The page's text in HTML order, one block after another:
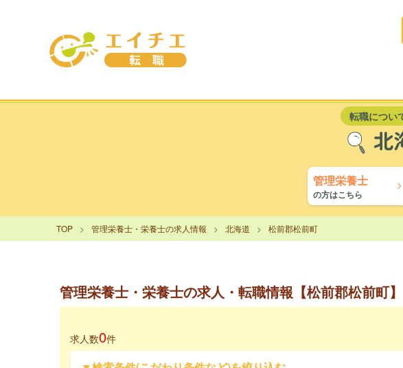
転職につい
北
管理栄養士
の方はこちら
TOP 管理栄養士・栄養士の求人情報 北海道 松前郡松前町
管理栄養士・栄養士の求人・転職情報【松前郡松前町】
求人数0件